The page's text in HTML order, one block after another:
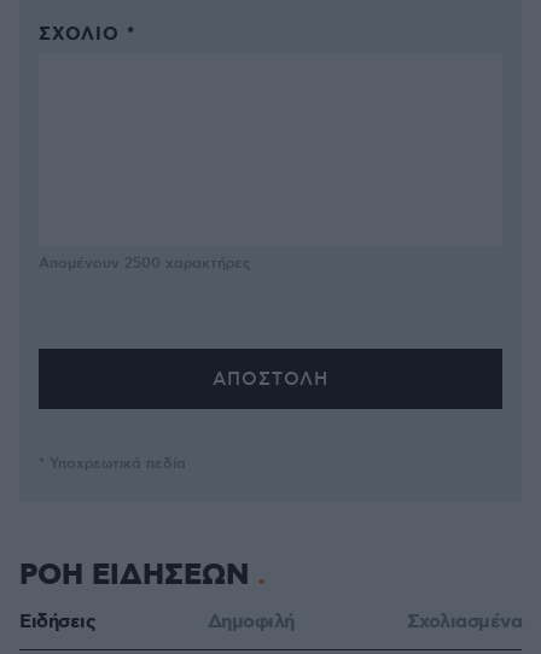
ΣΧΌΛΙΟ *
Απομένουν 2500 χαρακτήρες
* Υποχρεωτικά πεδία
ΡΟΗ ΕΙΔΗΣΕΩΝ
Ειδήσεις Δημοφιλή Σχολιασμένα